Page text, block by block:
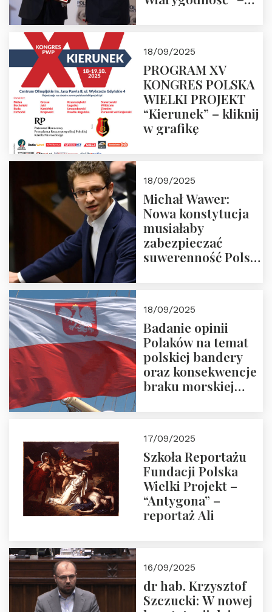
18/09/2025
PROGRAM XV
KONGRES POLSKA
WIELKI PROJEKT
“Kierunek” – kliknij
w grafikę
18/09/2025
Michał Wawer:
Nowa konstytucja
musiałaby
zabezpieczać
suwerenność Polski
18/09/2025
Badanie opinii
Polaków na temat
polskiej bandery
oraz konsekwencje
braku morskiej
17/09/2025
Szkoła Reportażu
Fundacji Polska
Wielki Projekt –
“Antygona” –
reportaż Ali
16/09/2025
dr hab. Krzysztof
Szczucki: W nowej